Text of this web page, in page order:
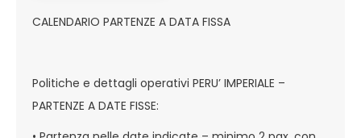
CALENDARIO PARTENZE A DATA FISSA
Politiche e dettagli operativi PERU’ IMPERIALE –
PARTENZE A DATE FISSE: